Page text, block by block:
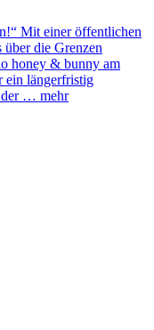
Mit einer öffentlichen
über die Grenzen
honey & bunny am
ein längerfristig
der … mehr